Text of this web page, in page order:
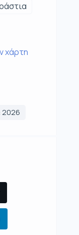
χάρτη
2026